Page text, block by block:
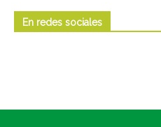
En redes sociales